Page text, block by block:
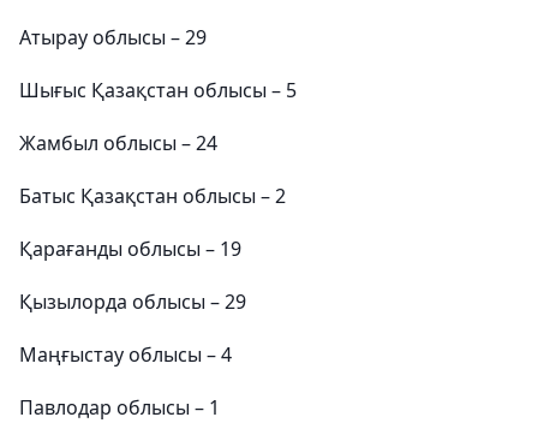
Атырау облысы – 29
Шығыс Қазақстан облысы – 5
Жамбыл облысы – 24
Батыс Қазақстан облысы – 2
Қарағанды облысы – 19
Қызылорда облысы – 29
Маңғыстау облысы – 4
Павлодар облысы – 1